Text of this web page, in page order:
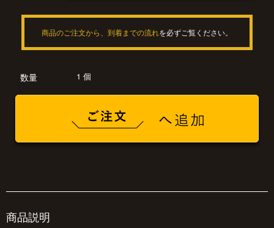
商品のご注文から、到着までの流れを必ずご覧ください。
数量 1 個
商品説明